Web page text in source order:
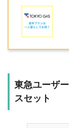
東急ユーザ
スセット